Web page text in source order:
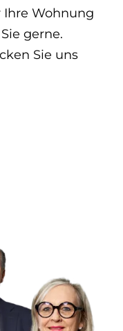
Ihre Wohnung
gerne.
Sie uns